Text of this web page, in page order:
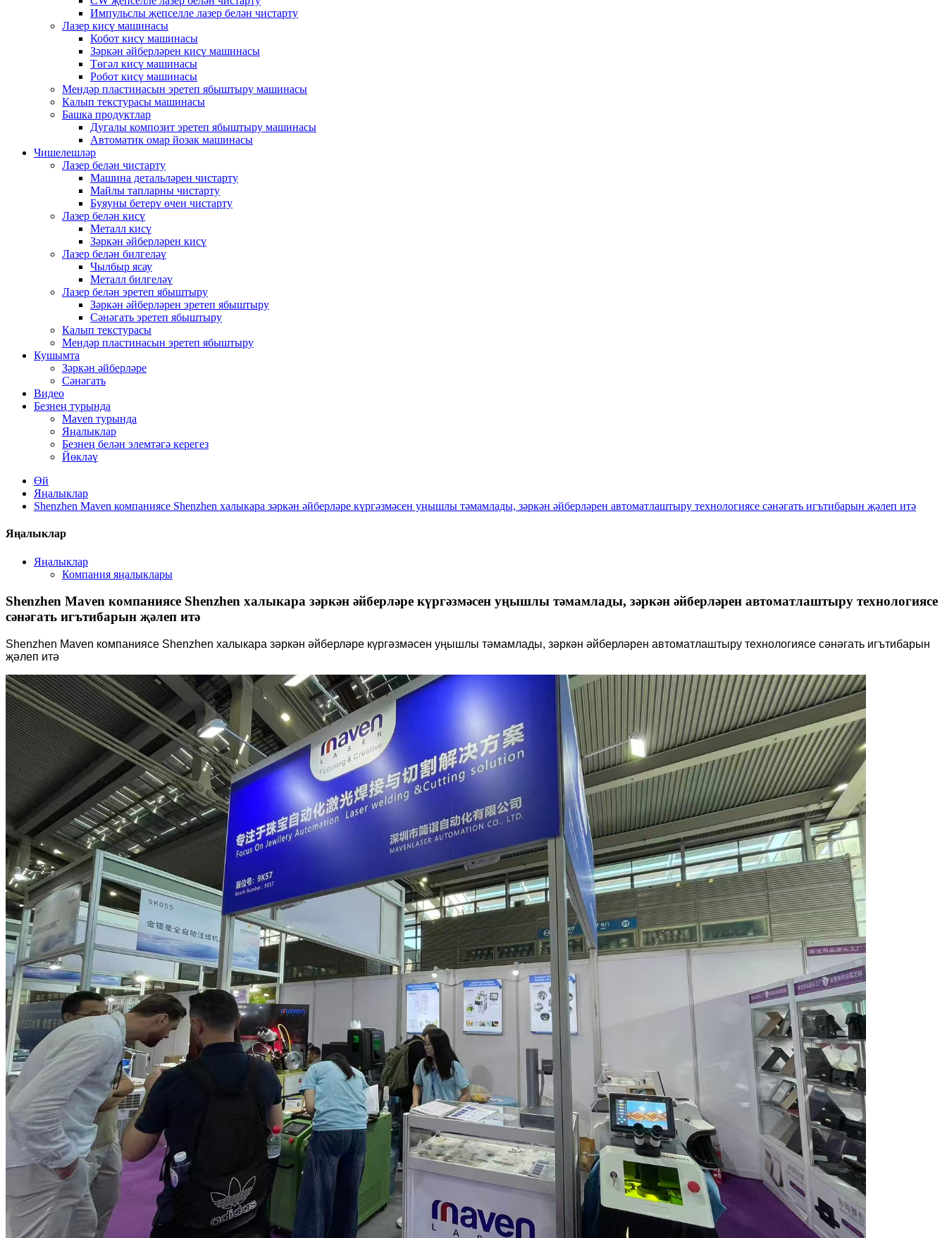
Импульслы җепселле лазер белән чистарту
Лазер кисү машинасы
Кобот кисү машинасы
Зәркән әйберләрен кисү машинасы
Төгәл кисү машинасы
Робот кисү машинасы
Мендәр пластинасын эретеп ябыштыру машинасы
Калып текстурасы машинасы
Башка продуктлар
Дугалы композит эретеп ябыштыру машинасы
Автоматик омар йозак машинасы
Чишелешләр
Лазер белән чистарту
Машина детальләрен чистарту
Майлы тапларны чистарту
Буяуны бетерү өчен чистарту
Лазер белән кисү
Металл кисү
Зәркән әйберләрен кисү
Лазер белән билгеләү
Чылбыр ясау
Металл билгеләү
Лазер белән эретеп ябыштыру
Зәркән әйберләрен эретеп ябыштыру
Сәнәгать эретеп ябыштыру
Калып текстурасы
Мендәр пластинасын эретеп ябыштыру
Кушымта
Зәркән әйберләре
Сәнәгать
Видео
Безнең турында
Maven турында
Яңалыклар
Безнең белән элемтәгә керегез
Йөкләү
Өй
Яңалыклар
Shenzhen Maven компаниясе Shenzhen халыкара зәркән әйберләре күргәзмәсен уңышлы тәмамлады, зәркән әйберләрен автоматлаштыру технологиясе сәнәгать игътибарын җәлеп итә
Яңалыклар
Яңалыклар
Компания яңалыклары
Shenzhen Maven компаниясе Shenzhen халыкара зәркән әйберләре күргәзмәсен уңышлы тәмамлады, зәркән әйберләрен автоматлаштыру технологиясе
сәнәгать игътибарын җәлеп итә
Shenzhen Maven компаниясе Shenzhen халыкара зәркән әйберләре күргәзмәсен уңышлы тәмамлады, зәркән әйберләрен автоматлаштыру технологиясе сәнәгать игътибарын
җәлеп итә